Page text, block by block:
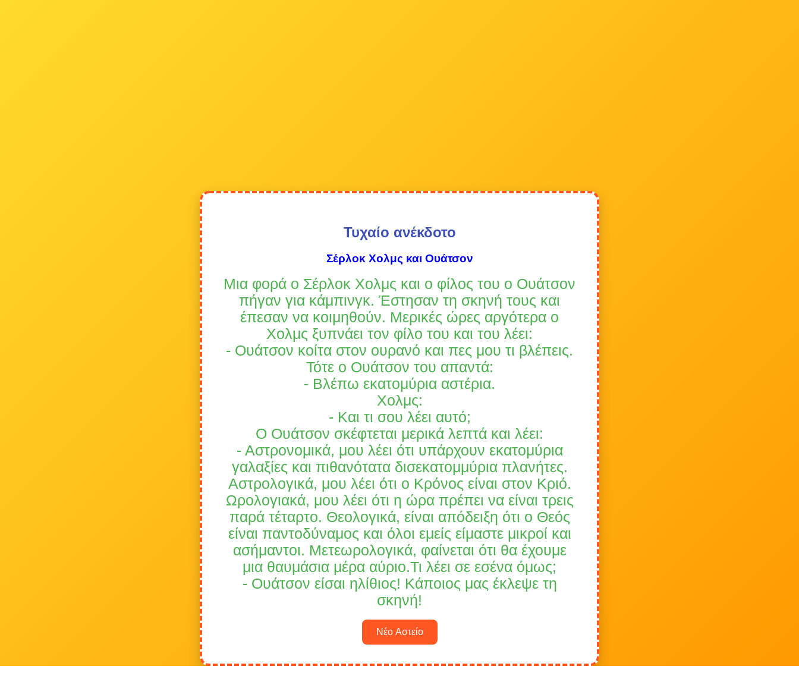
Τυχαίο ανέκδοτο
Σέρλοκ Χολμς και Ουάτσον
Μια φορά ο Σέρλοκ Χολμς και ο φίλος του ο Ουάτσον
πήγαν για κάμπινγκ. Έστησαν τη σκηνή τους και
έπεσαν να κοιμηθούν. Μερικές ώρες αργότερα ο
Χολμς ξυπνάει τον φίλο του και του λέει:
- Ουάτσον κοίτα στον ουρανό και πες μου τι βλέπεις.
Τότε ο Ουάτσον του απαντά:
- Βλέπω εκατομύρια αστέρια.
Χολμς:
- Και τι σου λέει αυτό;
Ο Ουάτσον σκέφτεται μερικά λεπτά και λέει:
- Αστρονομικά, μου λέει ότι υπάρχουν εκατομύρια
γαλαξίες και πιθανότατα δισεκατομμύρια πλανήτες.
Αστρολογικά, μου λέει ότι ο Κρόνος είναι στον Κριό.
Ωρολογιακά, μου λέει ότι η ώρα πρέπει να είναι τρεις
παρά τέταρτο. Θεολογικά, είναι απόδειξη ότι ο Θεός
είναι παντοδύναμος και όλοι εμείς είμαστε μικροί και
ασήμαντοι. Μετεωρολογικά, φαίνεται ότι θα έχουμε
μια θαυμάσια μέρα αύριο.Τι λέει σε εσένα όμως;
- Ουάτσον είσαι ηλίθιος! Κάποιος μας έκλεψε τη
σκηνή!
Νέο Αστείο